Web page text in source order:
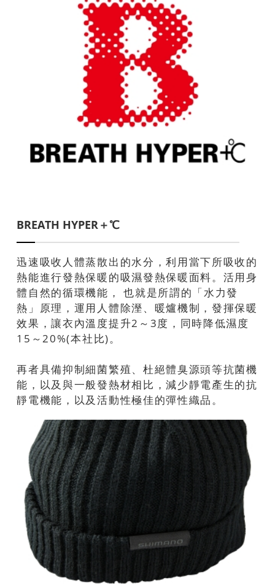
BREATH HYPER＋℃
迅速吸收人體蒸散出的水分，利用當下所吸收的
熱能進行發熱保暖的吸濕發熱保暖面料。活用身
體自然的循環機能， 也就是所謂的「水力發
熱」原理，運用人體除溼、暖爐機制，發揮保暖
效果，讓衣內溫度提升2～3度，同時降低濕度
15～20%(本社比)。
再者具備抑制細菌繁殖、杜絕體臭源頭等抗菌機
能，以及與一般發熱材相比，減少靜電產生的抗
靜電機能，以及活動性極佳的彈性織品。